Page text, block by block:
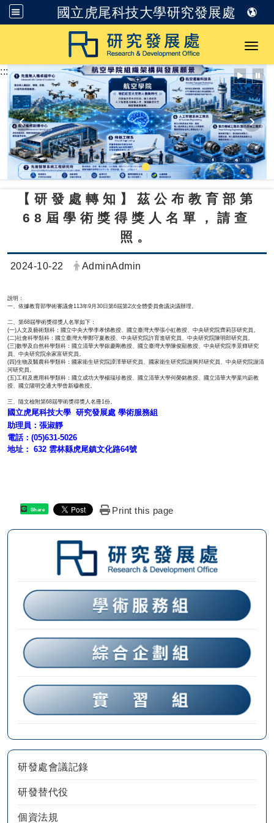
國立虎尾科技大學研究發展處
跳到主要內容
:::
【研發處轉知】茲公布教育部第
68屆學術獎得獎人名單，請查
照。
日期：
2024-10-22 發布者：
AdminAdmin
說明：
一、 依據教育部學術審議會113年9月30日第6屆第2次全體委員會議決議辦理。
二、第68屆學術獎得獎人名單如下：
(一)人文及藝術類科：國立中央大學李孝悌教授、 國立臺灣大學張小虹教授、中央研究院齊莉莎研究員。
(二)社會科學類科：國立臺灣大學鄭守夏教授、 中央研究院許育進研究員、中央研究院陳明郎研究員。
(三)數學及自然科學類科：國立清華大學銀慶剛教授、 國立臺灣大學陳俊顯教授、中央研究院李景輝研究
員、 中央研究院余家富研究員。
(四)生物及醫農科學類科：國家衛生研究院譚澤華研究員、 國家衛生研究院謝興邦研究員、中央研究院謝清
河研究員。
(五)工程及應用科學類科：國立成功大學楊瑞珍教授、 國立清華大學何榮銘教授、國立清華大學葉均蔚教
授、 國立陽明交通大學曾新穆教授。
三、隨文檢附第68屆學術獎得獎人名冊1份。
國立虎尾科技大學 研究發展處 學術服務組
助理員：張淑靜
電話：(05)631-5026
地址 ： 632 雲林縣虎尾鎮文化路64號
Share Print this page
研發處會議記錄
研發替代役
個資法規